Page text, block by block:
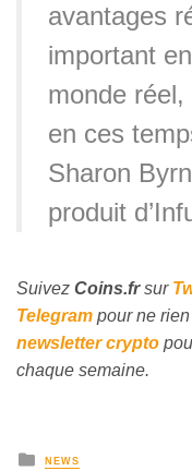
avantages
important
monde
en ces
Sharon
produit
Suivez Coins.frsur
Telegram pour ne
newsletter crypto
chaque semaine.
NEWS